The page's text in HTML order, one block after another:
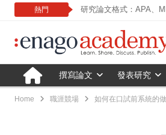
熱門 研究論文格式：APA、
撰寫論文 發表研究
Home 職涯競場 如何在口試前系統的